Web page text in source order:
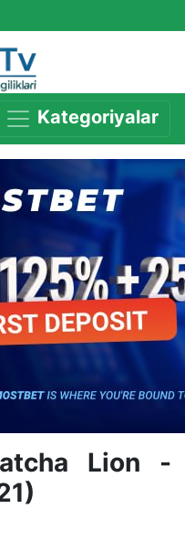
Kategoriyalar
Lion -